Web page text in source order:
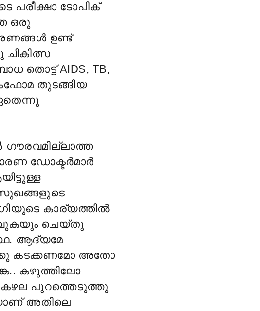
പരീക്ഷാ ടോപിക്
ഒരു
ഉണ്ട്
തൊട്ട് AIDS, TB,
തുടങ്ങിയ
ഗൗരവമില്ലാത്ത
ഡോക്ടർമാർ
കാര്യത്തിൽ
ചെയ്തു
ആദ്യമേ
കടക്കണമോ അതോ
കഴുത്തിലോ
കഴല പുറത്തെടുത്തു
അതിലെ